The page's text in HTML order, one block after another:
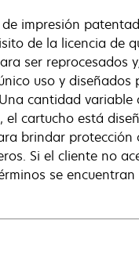
impresión
de la licencia de
ser reprocesados
uso y diseñados
cantidad variable
el cartucho está
brindar protección
Si el cliente no
se